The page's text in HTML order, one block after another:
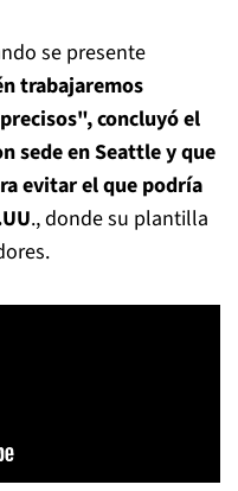
se presente
trabajaremos
concluyó el
sede en Seattle y que
evitar el que podría
., donde su plantilla